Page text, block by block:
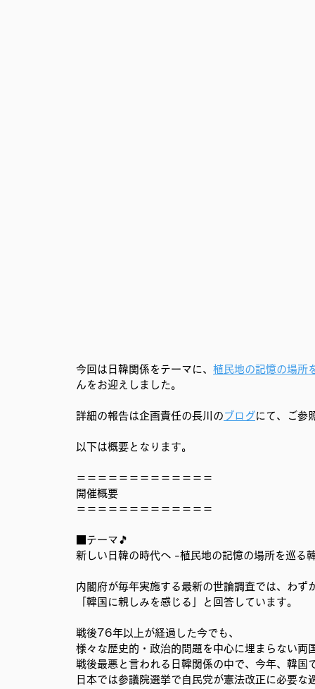
今回は日韓関係をテーマに、 植民地の記憶の場所
んをお迎えしました。
詳細の報告は企画責任の長川の ブログにて、ご参
以下は概要となります。
＝＝＝＝＝＝＝＝＝＝＝＝＝
開催概要
＝＝＝＝＝＝＝＝＝＝＝＝＝
■テーマ🎵
新しい日韓の時代へ -植民地の記憶の場所を巡
内閣府が毎年実施する最新の世論調査では、わず
「韓国に親しみを感じる」と回答しています。
戦後76年以上が経過した今でも、
様々な歴史的・政治的問題を中心に埋まらない両
戦後最悪と言われる日韓関係の中で、今年、韓国
日本では参議院選挙で自民党が憲法改正に必要な